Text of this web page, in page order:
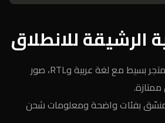
الرشيقة للانطلاق
: صفحة هبوط/متجر بسيط مع لغة عربية وRTL، صور
منسّق بفئات واضحة ومعلومات شحن